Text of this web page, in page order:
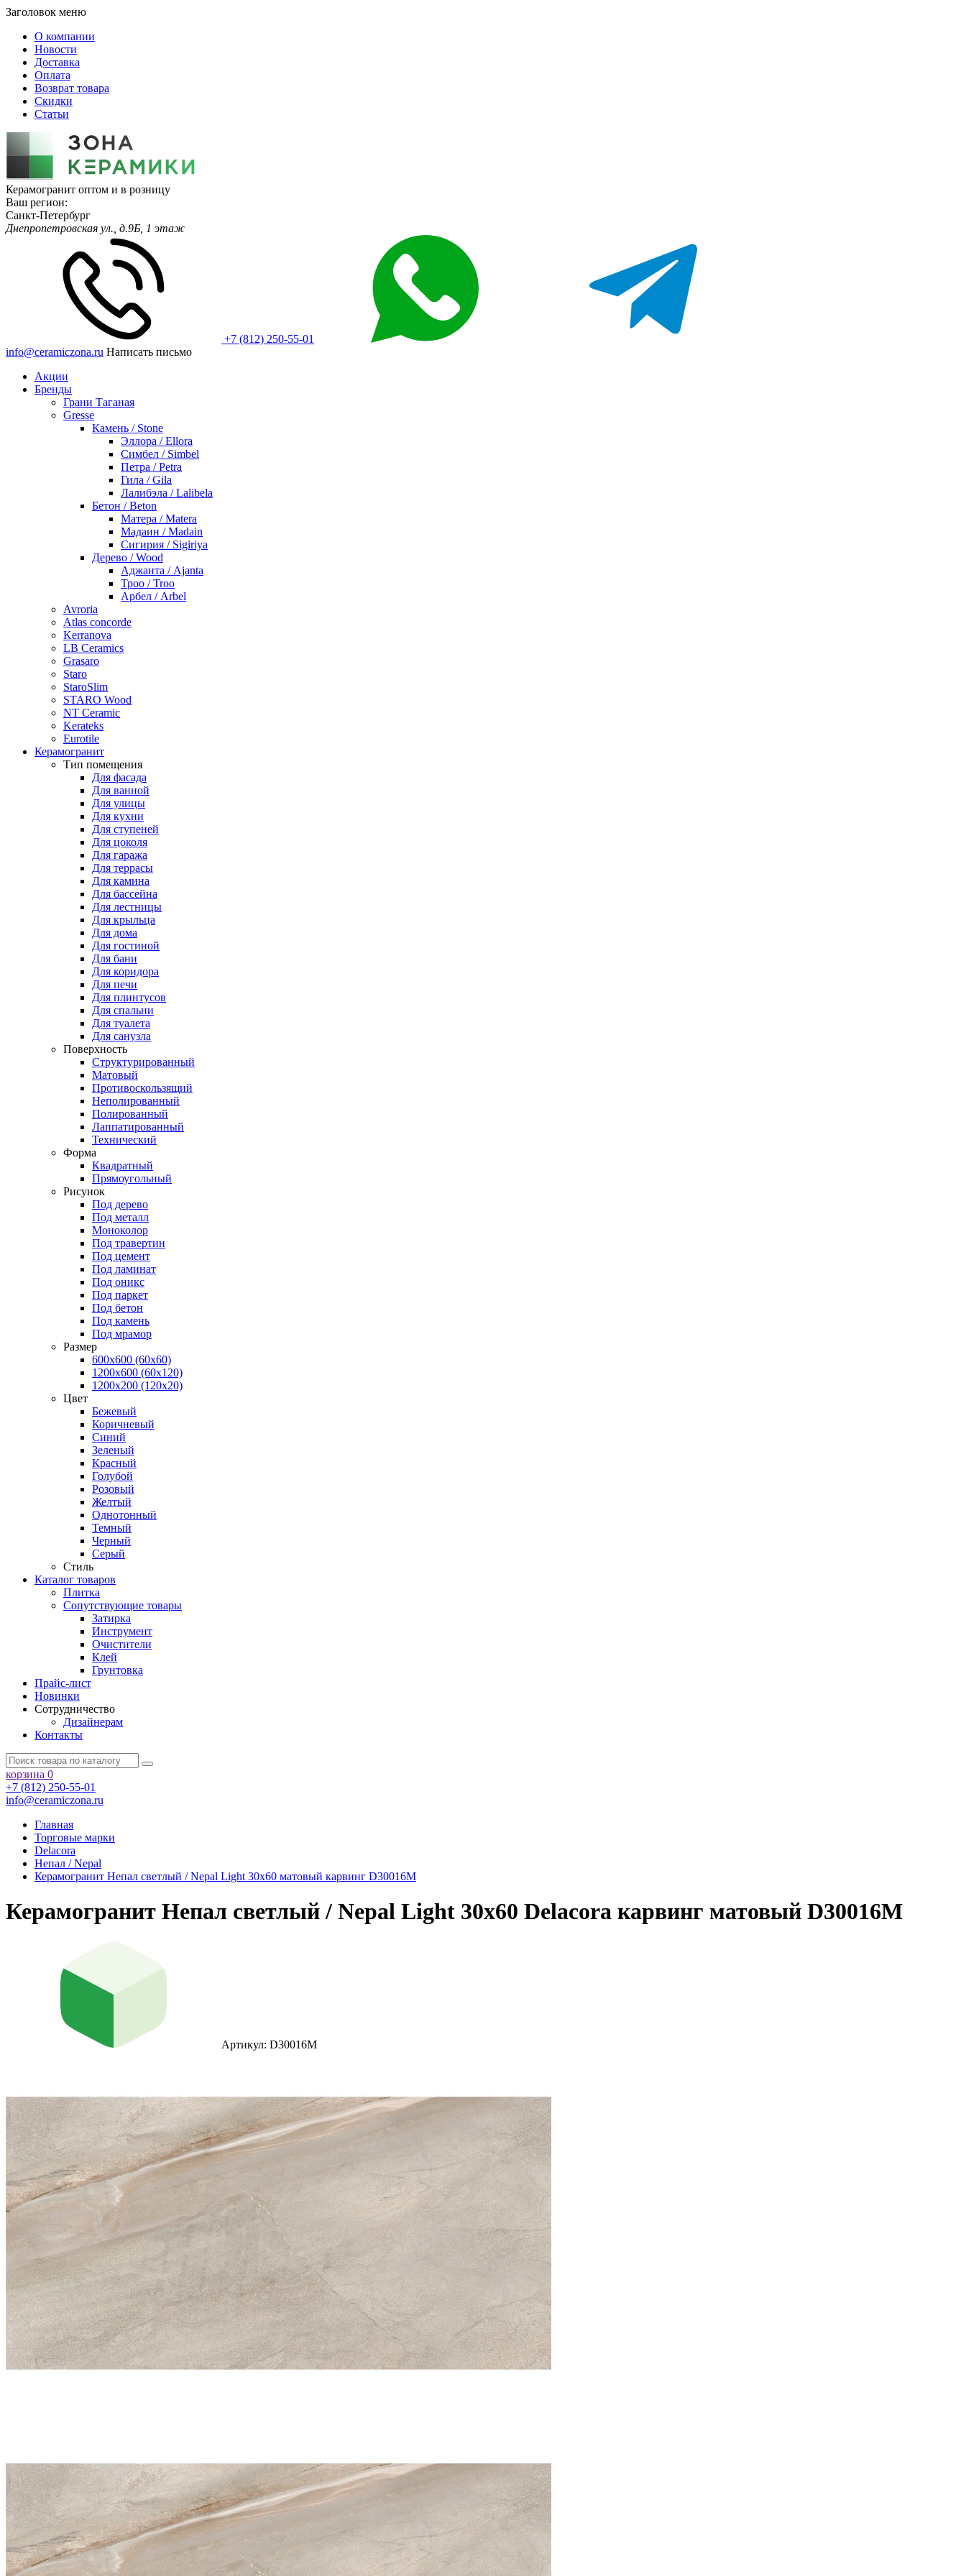
Заголовок меню
О компании
Новости
Доставка
Оплата
Возврат товара
Скидки
Статьи
Керамогранит оптом и в розницу
Ваш регион:
Санкт-Петербург
Днепропетровская ул., д.9Б, 1 этаж
+7 (812) 250-55-01
info@ceramiczona.ru Написать письмо
Акции
Бренды
Грани Таганая
Gresse
Камень / Stone
Эллора / Ellora
Симбел / Simbel
Петра / Petra
Гила / Gila
Лалибэла / Lalibela
Бетон / Beton
Матера / Matera
Мадаин / Madain
Сигирия / Sigiriya
Дерево / Wood
Аджанта / Ajanta
Троо / Troo
Арбел / Arbel
Avroria
Atlas concorde
Kerranova
LB Ceramics
Grasaro
Staro
StaroSlim
STARO Wood
NT Ceramic
Kerateks
Eurotile
Керамогранит
Тип помещения
Для фасада
Для ванной
Для улицы
Для кухни
Для ступеней
Для цоколя
Для гаража
Для террасы
Для камина
Для бассейна
Для лестницы
Для крыльца
Для дома
Для гостиной
Для бани
Для коридора
Для печи
Для плинтусов
Для спальни
Для туалета
Для санузла
Поверхность
Структурированный
Матовый
Противоскользящий
Неполированный
Полированный
Лаппатированный
Технический
Форма
Квадратный
Прямоугольный
Рисунок
Под дерево
Под металл
Моноколор
Под травертин
Под цемент
Под ламинат
Под оникс
Под паркет
Под бетон
Под камень
Под мрамор
Размер
600х600 (60х60)
1200х600 (60х120)
1200х200 (120x20)
Цвет
Бежевый
Коричневый
Синий
Зеленый
Красный
Голубой
Розовый
Желтый
Однотонный
Темный
Черный
Серый
Стиль
Каталог товаров
Плитка
Сопутствующие товары
Затирка
Инструмент
Очистители
Клей
Грунтовка
Прайс-лист
Новинки
Сотрудничество
Дизайнерам
Контакты
корзина 0
+7 (812) 250-55-01
info@ceramiczona.ru
Главная
Торговые марки
Delacora
Непал / Nepal
Керамогранит Непал светлый / Nepal Light 30х60 матовый карвинг D30016M
Керамогранит Непал светлый / Nepal Light 30х60 Delacora карвинг матовый D30016M
Артикул: D30016M